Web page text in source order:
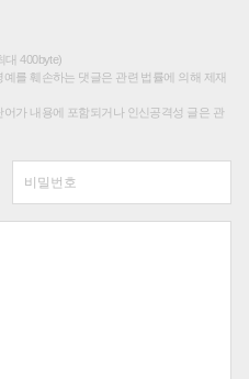
대 400byte)
를 훼손하는 댓글은 관련 법률에 의해 제재
가 내용에 포함되거나 인신공격성 글은 관